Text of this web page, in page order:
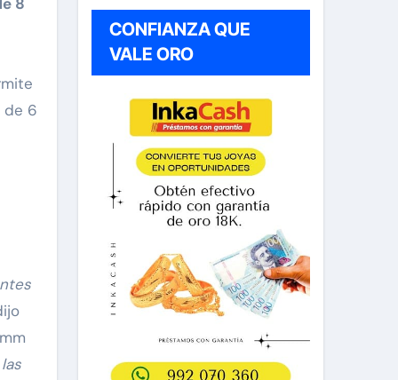
de 6
CONFIANZA QUE
VALE ORO